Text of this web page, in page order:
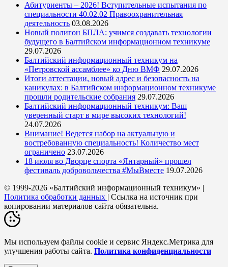
Абитуриенты – 2026! Вступительные испытания по
специальности 40.02.02 Правоохранительная
деятельность 03.08.2026
Новый полигон БПЛА: учимся создавать технологии
будущего в Балтийском информационном техникуме
29.07.2026
Балтийский информационный техникум на
«Петровской ассамблее» ко Дню ВМФ 29.07.2026
Итоги аттестации, новый адрес и безопасность на
каникулах: в Балтийском информационном техникуме
прошли родительские собрания 29.07.2026
Балтийский информационный техникум: Ваш
уверенный старт в мире высоких технологий!
24.07.2026
Внимание! Ведется набор на актуальную и
востребованную специальность! Количество мест
ограничено 23.07.2026
18 июля во Дворце спорта «Янтарный» прошел
фестиваль добровольчества #МыВместе 19.07.2026
© 1999-2026 «Балтийский информационный техникум» |
Политика обработки данных | Ссылка на источник при
копировании материалов сайта обязательна.
Мы используем файлы cookie и сервис Яндекс.Метрика для
улучшения работы сайта. Политика конфиденциальности